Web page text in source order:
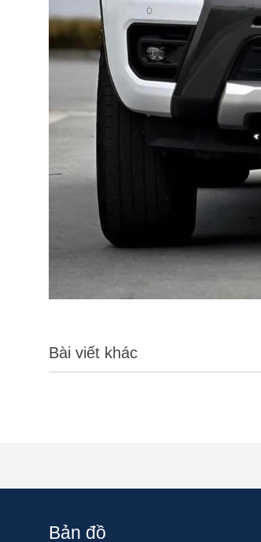
Bài viết khác
Bản đồ